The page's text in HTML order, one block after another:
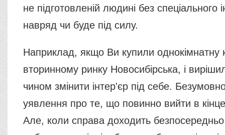
не підготовленій людині без спеціального
навряд чи буде під силу.
Наприклад, якщо Ви купили однокімнатну
вторинному ринку Новосибірська, і
чином змінити інтер'єр під себе.
уявлення про те, що повинно вийти в
Але, коли справа доходить безпосередньо